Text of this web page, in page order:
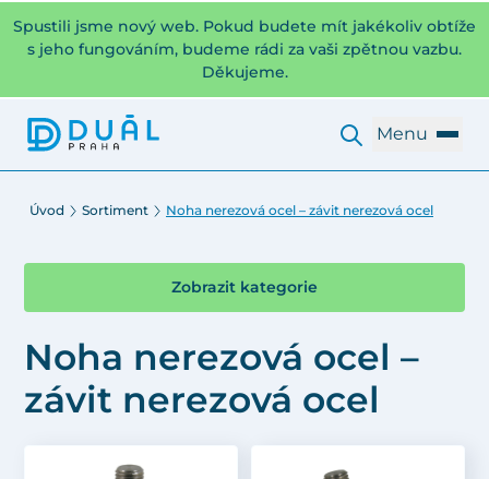
Spustili jsme nový web. Pokud budete mít jakékoliv obtíže
s jeho fungováním, budeme rádi za vaši zpětnou vazbu.
Děkujeme.
Menu
Úvod Sortiment Noha nerezová ocel – závit nerezová ocel
Zobrazit kategorie
Noha nerezová ocel –
závit nerezová ocel